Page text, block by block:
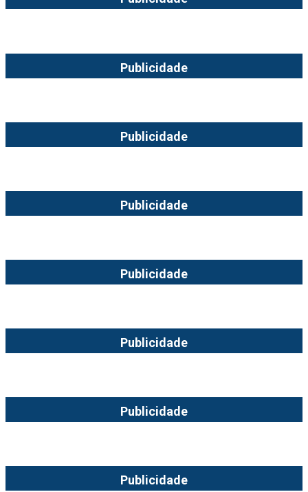
Publicidade
Publicidade
Publicidade
Publicidade
Publicidade
Publicidade
Publicidade